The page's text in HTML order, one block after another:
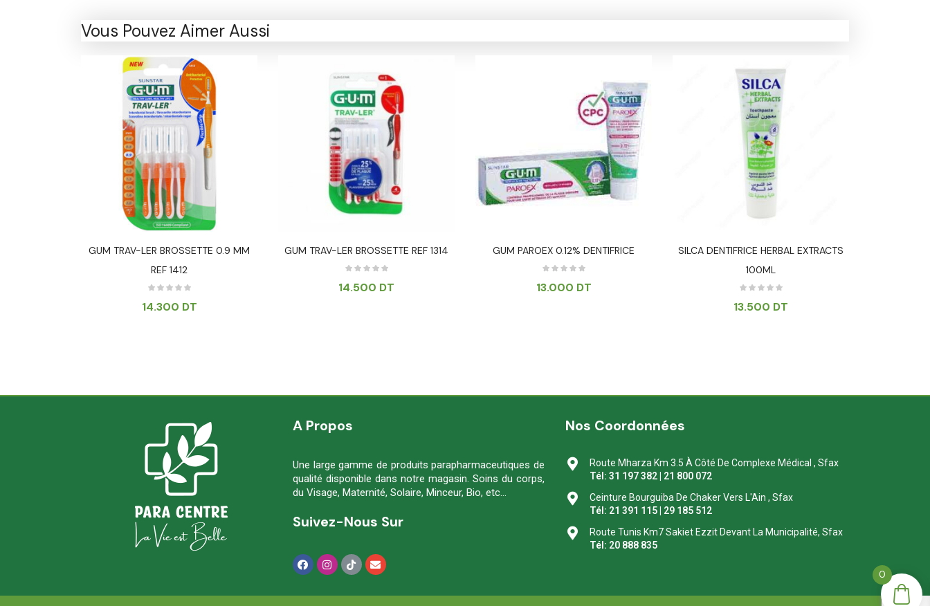
Vous Pouvez Aimer Aussi
GUM TRAV-LER BROSSETTE 0.9 MM
REF 1412
14.300 DT
GUM TRAV-LER BROSSETTE REF 1314
14.500 DT
GUM PAROEX 0.12% DENTIFRICE
13.000 DT
SILCA DENTIFRICE HERBAL EXTRACTS
100ML
13.500 DT
A Propos
Une large gamme de produits parapharmaceutiques de
qualité disponible dans notre magasin. Soins du corps,
du Visage, Maternité, Solaire, Minceur, Bio, etc…
Suivez-Nous Sur
Nos Coordonnées
Route Mharza Km 3.5 À Côté De Complexe Médical , Sfax
Tél: 31 197 382 | 21 800 072
Ceinture Bourguiba De Chaker Vers L'Ain , Sfax
Tél: 21 391 115 | 29 185 512
Route Tunis Km7 Sakiet Ezzit Devant La Municipalité, Sfax
Tél: 20 888 835
0